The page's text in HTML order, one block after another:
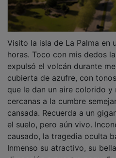
horas. Toco con mis dedos
expulsó el volcán durante
cubierta de azufre, con
que le dan un aire colorido y
cercanas a la cumbre
cansada. Recuerda a un
el suelo, pero aún vivo.
causado, la tragedia oculta
Inmenso su atractivo, su
dimensión a nuestra